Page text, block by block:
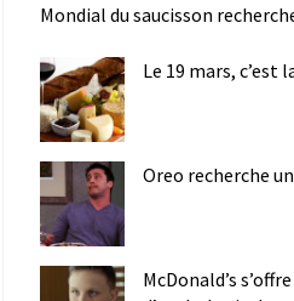
Mondial du saucisson
Le 19 mars, c’est
Oreo recherche
McDonald’s